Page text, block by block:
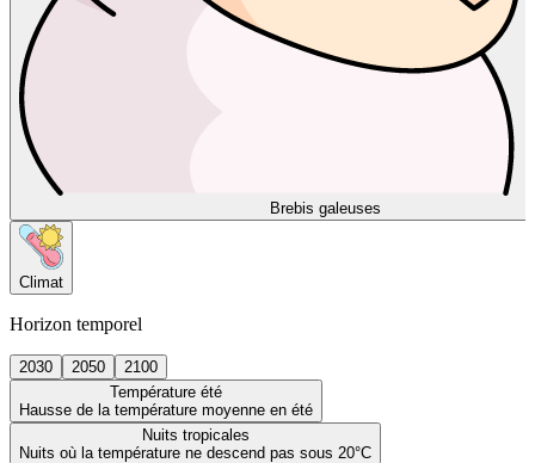
Brebis galeuses
Climat
Horizon temporel
2030 2050
2100
Température été
Hausse de la température moyenne en été
Nuits tropicales
Nuits où la température ne descend pas sous 20°C